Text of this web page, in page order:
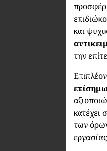
και
την
κατέχει
των